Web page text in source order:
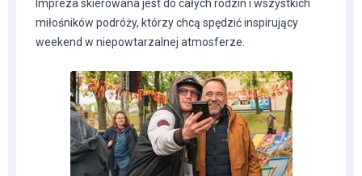
Impreza skierowana jest do całych rodzin i wszystkich
miłośników podróży, którzy chcą spędzić inspirujący
weekend w niepowtarzalnej atmosferze.